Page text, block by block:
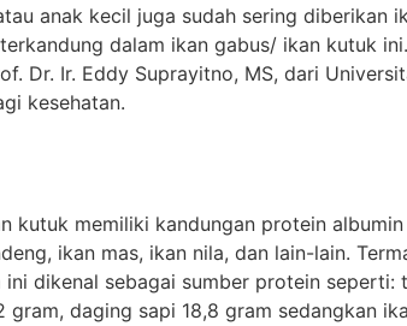
anak kecil juga sudah sering diberikan
dalam ikan gabus/ ikan kutuk
Dr. Ir. Eddy Suprayitno, MS, dari
kesehatan.
kutuk memiliki kandungan protein
ikan mas, ikan nila, dan lain-lain.
dikenal sebagai sumber protein seperti:
daging sapi 18,8 gram sedangkan